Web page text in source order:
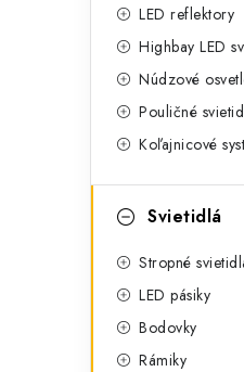
l
LED reflektory
Highbay LED
Núdzové
Pouličné
Koľajnicové
Svietidlá
Stropné
LED pásiky
Bodovky
Rámiky